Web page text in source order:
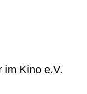
im Kino e.V.